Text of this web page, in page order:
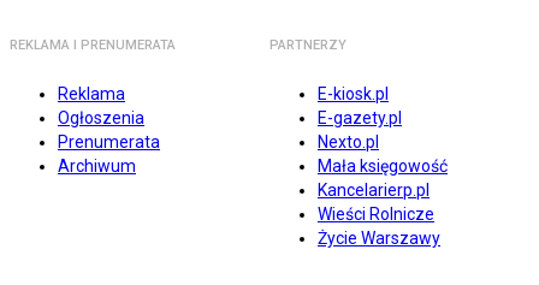
REKLAMA I PRENUMERATA
Reklama
Ogłoszenia
Prenumerata
Archiwum
PARTNERZY
E-kiosk.pl
E-gazety.pl
Nexto.pl
Mała księgowość
Kancelarierp.pl
Wieści Rolnicze
Życie Warszawy